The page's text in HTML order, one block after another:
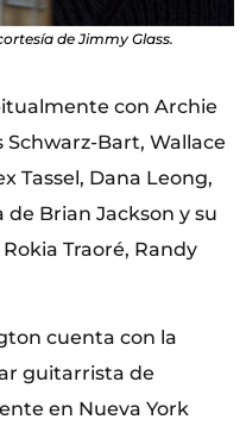
de Jimmy Glass.
con Archie
Schwarz-Bart, Wallace
Tassel, Dana Leong,
Brian Jackson y su
Traoré, Randy
cuenta con la
guitarrista de
en Nueva York